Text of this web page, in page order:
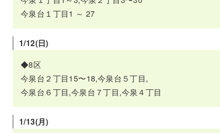
今泉台１丁目1 ～ 27
1/12(日)
◆8区
今泉台２丁目15〜18,今泉台５丁目,
今泉台６丁目,今泉台７丁目,今泉４丁目
1/13(月)